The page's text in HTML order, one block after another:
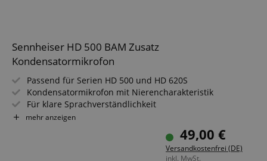
Sennheiser HD 500 BAM Zusatz
Kondensatormikrofon
Passend für Serien HD 500 und HD 620S
Kondensatormikrofon mit Nierencharakteristik
Für klare Sprachverständlichkeit
In-Line-Fernbedienung für Lautstärke und
Anschluss: 3,5 mm Klinke, Kabellänge: 150cm
mehr anzeigen
49,00 €
Versandkostenfrei (DE)
inkl. MwSt.